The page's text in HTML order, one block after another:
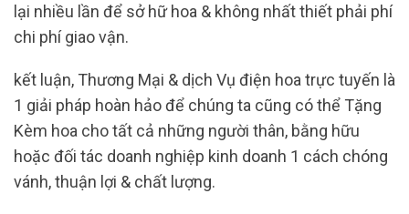
lại nhiều lần để sở hữ hoa & không nhất thiết phải phí
chi phí giao vận.
kết luận, Thương Mại & dịch Vụ điện hoa trực tuyến là
1 giải pháp hoàn hảo để chúng ta cũng có thể Tặng
Kèm hoa cho tất cả những người thân, bằng hữu
hoặc đối tác doanh nghiệp kinh doanh 1 cách chóng
vánh, thuận lợi & chất lượng.